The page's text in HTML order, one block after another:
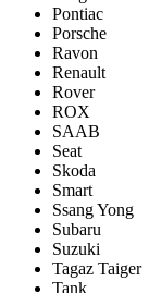
Pontiac
Porsсhe
Ravon
Renault
Rover
ROX
SAAB
Seat
Skoda
Smart
Ssang Yong
Subaru
Suzuki
Tagaz Taiger
Tank